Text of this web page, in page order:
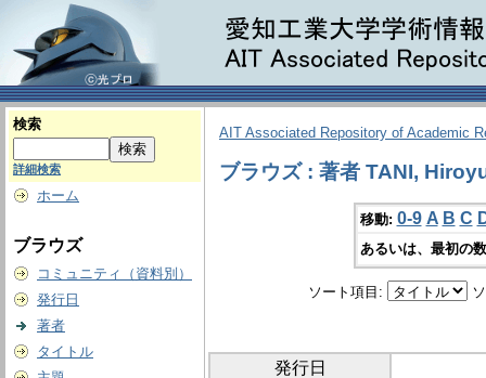
検索
詳細検索
ホーム
ブラウズ
コミュニティ（資料別）
発行日
著者
タイトル
AIT Associated Repository of Academic
ブラウズ : 著者 TANI,
移動: 0-9 A B C
あるいは、最初の
ソート項目:
発行日